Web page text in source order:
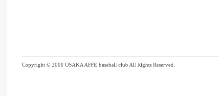
Copyright © 2000 OSAKA AFFE baseball club All Rights Reserved.